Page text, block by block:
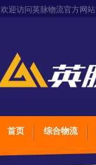
欢迎访问英脉物流官方网站
首页 综合物流